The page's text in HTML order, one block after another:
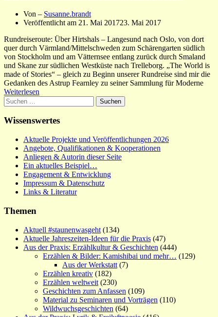
Von – Susanne.brandt
Veröffentlicht am 21. Mai 201723. Mai 2017
Rundreiseroute: Über Hirtshals – Langesund nach Oslo, von dort
quer durch Värmland/Mittelschweden zum Schärengarten südlich
von Stockholm und am Vätternsee entlang zurück durch Smaland
und Skane zur südlichen Westküste nach Trelleborg. „The World is
made of Stories“ – gleich zu Beginn unserer Rundreise sind mir die
Gedanken des Astrup Fearnley zu seiner Sammlung für Moderne
Weiterlesen
Suchen
nach:
Wissenswertes
Aktuelle Projekte und Veröffentlichungen 2026
Angebote, Qualifikationen & Kooperationen
Anliegen & Autorin dieser Seite
Ein aktuelles Beispiel…
Engagement & Entwicklung
Impressum & Datenschutz
Links & Literatur
Themen
Aktuell #staunenwasgeht (134)
Aktuelle Jahreszeiten-Ideen für die Praxis (47)
Aus der Praxis: Erzählkultur & Geschichten (444)
Erzählen & Bilder: Kamishibai und mehr… (129)
Aus der Werkstatt (7)
Erzählen kreativ (182)
Erzählen weltweit (230)
Geschichten zum Anfassen (109)
Material zu Seminaren und Vorträgen (110)
Wildwuchsgeschichten (64)